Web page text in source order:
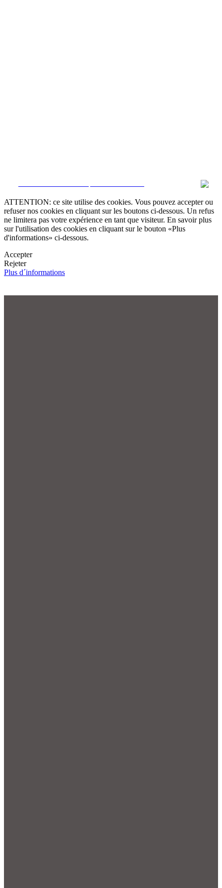
ATTENTION: ce site utilise des cookies. Vous pouvez accepter ou
refuser nos cookies en cliquant sur les boutons ci-dessous. Un refus
ne limitera pas votre expérience en tant que visiteur. En savoir plus
sur l'utilisation des cookies en cliquant sur le bouton «Plus
d'informations» ci-dessous.
Accepter
Rejeter
Plus d´informations